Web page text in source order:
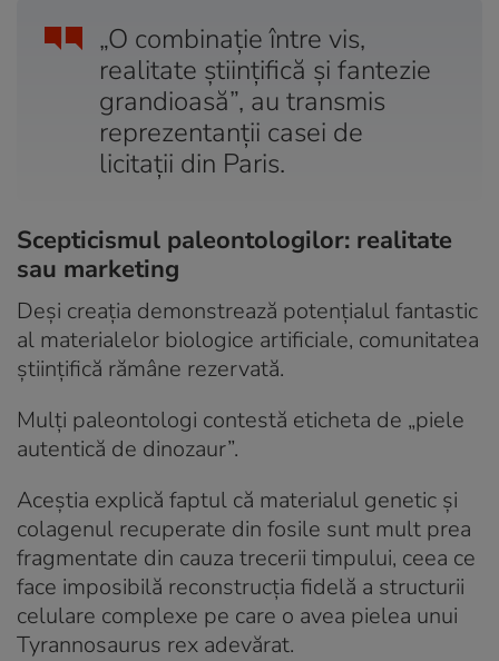
„O combinație între vis,
realitate științifică și fantezie
grandioasă”, au transmis
reprezentanții casei de
licitații din Paris.
Scepticismul paleontologilor: realitate
sau marketing
Deși creația demonstrează potențialul fantastic
al materialelor biologice artificiale, comunitatea
științifică rămâne rezervată.
Mulți paleontologi contestă eticheta de „piele
autentică de dinozaur”.
Aceștia explică faptul că materialul genetic și
colagenul recuperate din fosile sunt mult prea
fragmentate din cauza trecerii timpului, ceea ce
face imposibilă reconstrucția fidelă a structurii
celulare complexe pe care o avea pielea unui
Tyrannosaurus rex adevărat.